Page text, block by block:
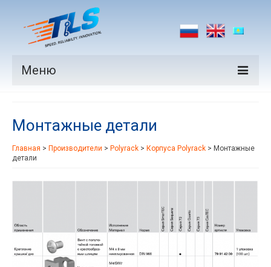
Меню
Производители
Рынки
Монтажные детали
Главная > Производители > Polyrack > Корпуса Polyrack > Монтажные
детали